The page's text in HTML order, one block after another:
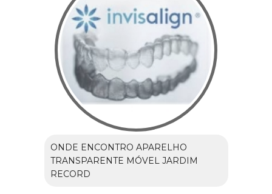
ONDE ENCONTRO APARELHO
TRANSPARENTE MÓVEL JARDIM
RECORD